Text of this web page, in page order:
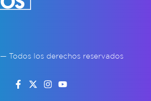
— Todos los derechos reservados